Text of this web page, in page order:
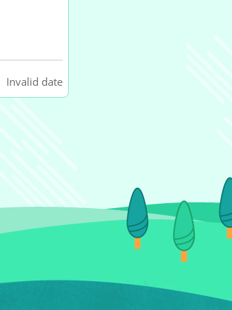
Invalid date